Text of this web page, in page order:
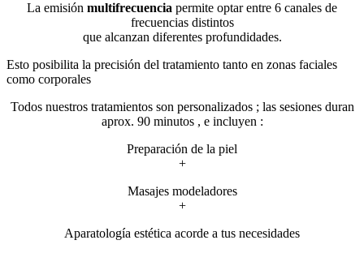
La emisión multifrecuencia permite optar entre 6 canales de
frecuencias distintos
que alcanzan diferentes profundidades.
Esto posibilita la precisión del tratamiento tanto en zonas faciales
como corporales
Todos nuestros tratamientos son personalizados ; las sesiones duran
aprox. 90 minutos , e incluyen :
Preparación de la piel
+
Masajes modeladores
+
Aparatología estética acorde a tus necesidades